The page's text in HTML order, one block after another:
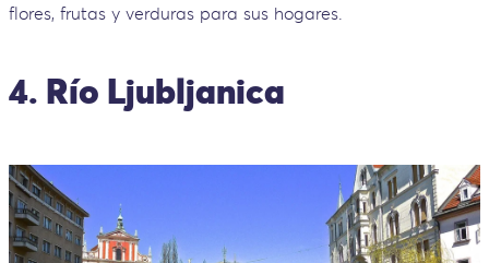
flores, frutas y verduras para sus hogares.
4. Río Ljubljanica